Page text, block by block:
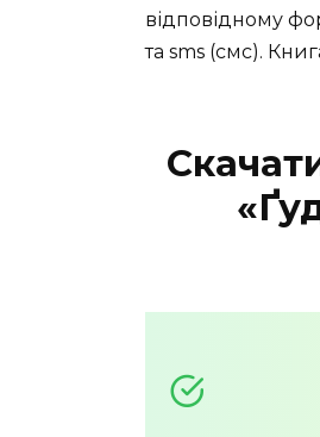
відповідному
та sms (смс).